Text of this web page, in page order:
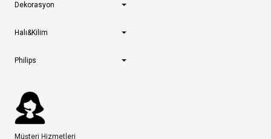
Dekorasyon
Halı&Kilim
Philips
Müşteri Hizmetleri